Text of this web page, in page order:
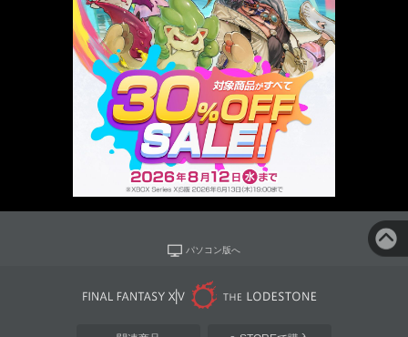
パソコン版へ